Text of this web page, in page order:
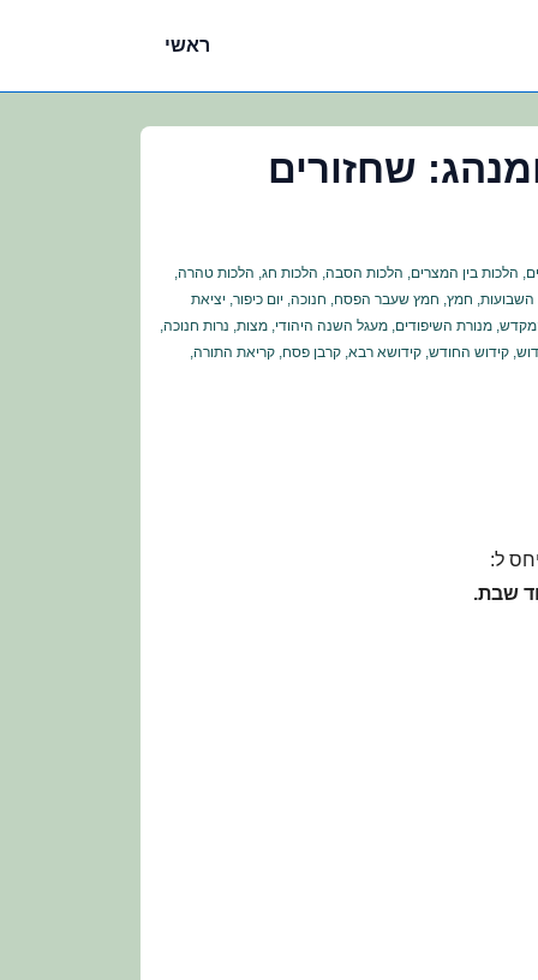
ראשי
שחזורים
, הלכות בין המצרים, הלכות הסבה, הלכות חג, הלכות טהרה,
השבועות, חמץ, חמץ שעבר הפסח, חנוכה, יום כיפור, יציאת
, מנורת השיפודים, מעגל השנה היהודי, מצות, נרות חנוכה,
, קידוש החודש, קידושא רבא, קרבן פסח, קריאת התורה,
ל:
שבת.